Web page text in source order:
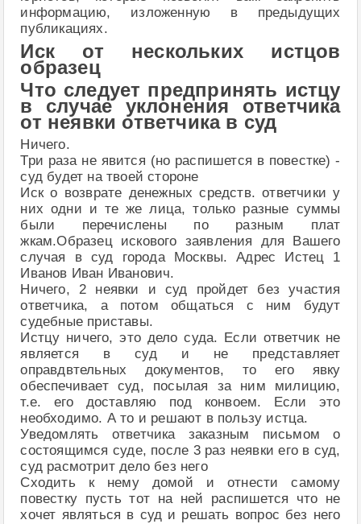
информацию, изложенную в предыдущих
публикациях.
Иск от нескольких истцов
образец
Что следует предпринять истцу
в случае уклонения ответчика
от неявки ответчика в суд
Ничего.
Три раза не явится (но распишется в повестке) -
суд будет на твоей стороне
Иск о возврате денежных средств. ответчики у
них одни и те же лица, только разные суммы
были перечислены по разным плат
жкам.Образец искового заявления для Вашего
случая в суд города Москвы. Адрес Истец 1
Иванов Иван Иванович.
Ничего, 2 неявки и суд пройдет без участия
ответчика, а потом общаться с ним будут
судебные приставы.
Истцу ничего, это дело суда. Если ответчик не
является в суд и не представляет
оправдвтельных документов, то его явку
обеспечивает суд, посылая за ним милицию,
т.е. его доставляю под конвоем. Если это
необходимо. А то и решают в пользу истца.
Уведомлять ответчика заказным письмом о
состоящимся суде, после 3 раз неявки его в суд,
суд расмотрит дело без него
Сходить к нему домой и отнести самому
повестку пусть тот на ней распишется что не
хочет являться в суд и решать вопрос без него